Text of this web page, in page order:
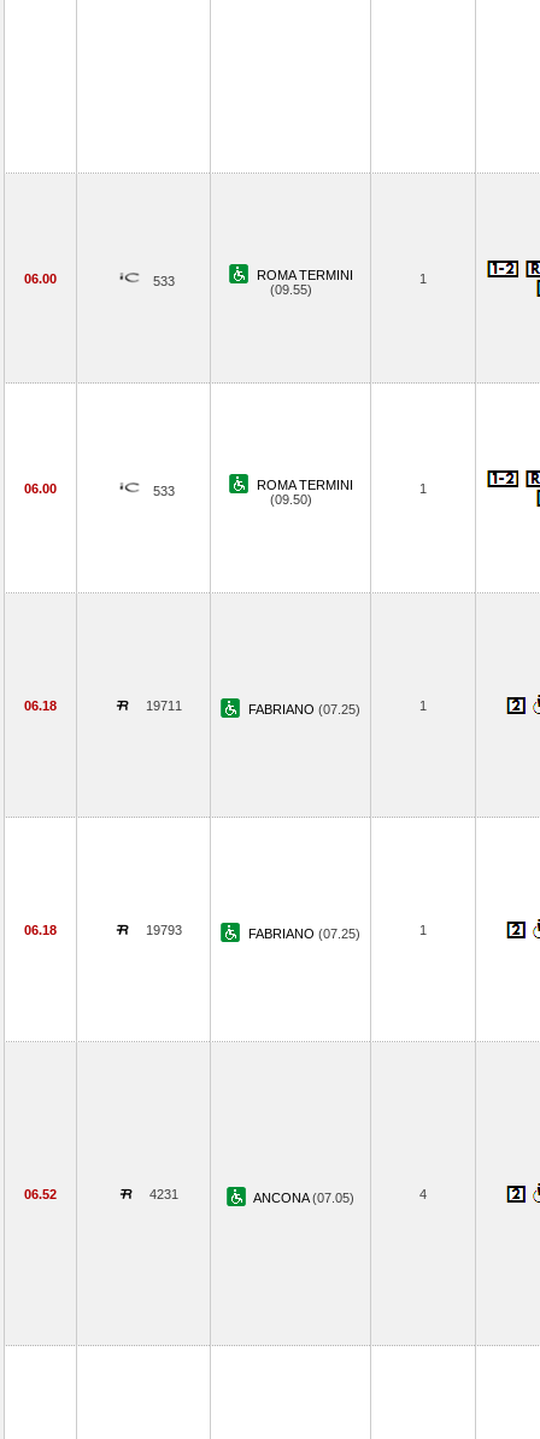
06.00 533
ROMA TERMINI
(09.55)
1
06.00 533
ROMA TERMINI
(09.50)
1
06.18 19711 FABRIANO (07.25) 1
06.18 19793 FABRIANO (07.25) 1
06.52 4231 ANCONA(07.05) 4